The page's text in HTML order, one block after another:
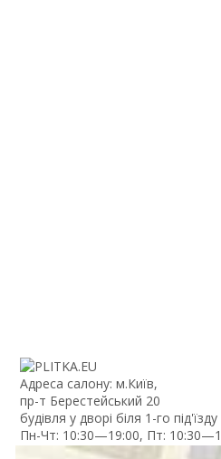
Адреса салону: м.Київ,
пр-т Берестейський 20
будівля у дворі біля 1-го під'їзду
Пн-Чт: 10:30—19:00, Пт: